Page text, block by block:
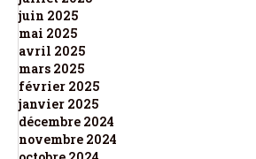
juin 2025
mai 2025
avril 2025
mars 2025
février 2025
janvier 2025
décembre 2024
novembre 2024